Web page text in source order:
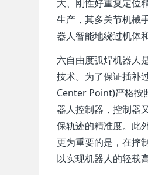
大、刚性好重复定位
生产，其多关节机械
器人智能地绕过机体
六自由度弧焊机器人
技术。为了保证插补
Center Point)严格按
器人控制器，控制器
保轨迹的精准度。此
更为重要的是，在摔
以实现机器人的轻载